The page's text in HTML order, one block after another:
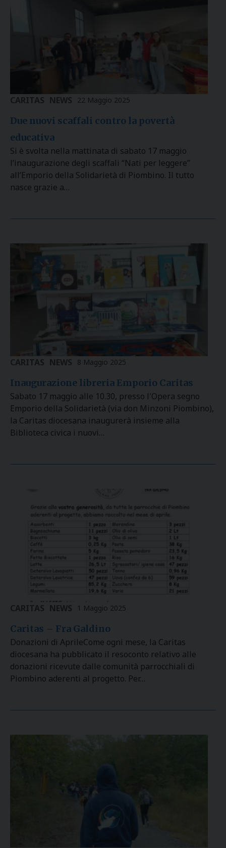
CARITAS NEWS 22 Maggio 2025
Due nuovi scaffali contro la povertà
educativa
Si è svolta nella mattinata di sabato 17 maggio
l’inaugurazione degli scaffali “Nati per leggere”
all’Emporio della Solidarietà di Piombino. Il tutto
nasce grazie a…
CARITAS NEWS 8 Maggio 2025
Inaugurazione libreria Emporio Caritas
Sabato 17 maggio alle 10.30, presso l'Opera segno
Emporio della Solidarietà (via don Minzoni Piombino),
la Caritas diocesana inaugurerà insieme alla
Biblioteca civica i nuovi…
CARITAS NEWS 1 Maggio 2025
Caritas – Fra Galdino
Donazioni di AprileCome ogni mese, la Caritas
diocesana ha pubblicato il resoconto relativo alle
donazioni ricevute dalle comunità parrocchiali di
Piombino aderenti al progetto. Per…